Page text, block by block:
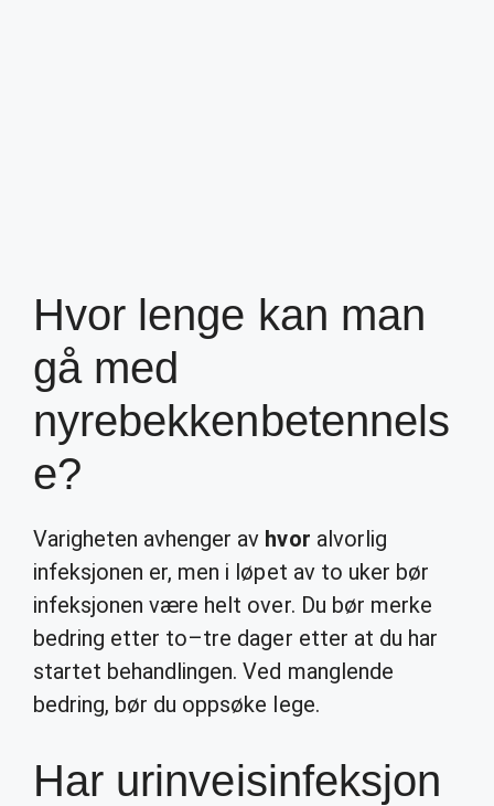
Hvor lenge kan man
gå med
nyrebekkenbetennels
e?
Varigheten avhenger av hvor alvorlig
infeksjonen er, men i løpet av to uker bør
infeksjonen være helt over. Du bør merke
bedring etter to–tre dager etter at du har
startet behandlingen. Ved manglende
bedring, bør du oppsøke lege.
Har urinveisinfeksjon